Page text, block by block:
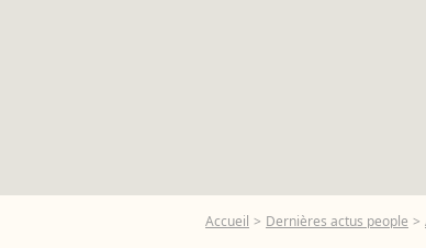
Accueil Dernières actus people